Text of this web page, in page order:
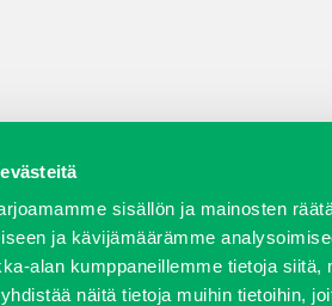
sisällön ja mainosten
ja kävijämäärämme
alan kumppaneillemme tietoja
näitä tietoja muihin tietoihin,
ja varaosat Verkkokauppa